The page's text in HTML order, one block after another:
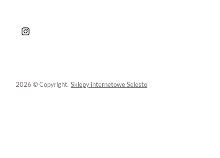
2026 © Copyright. Sklepy internetowe Selesto